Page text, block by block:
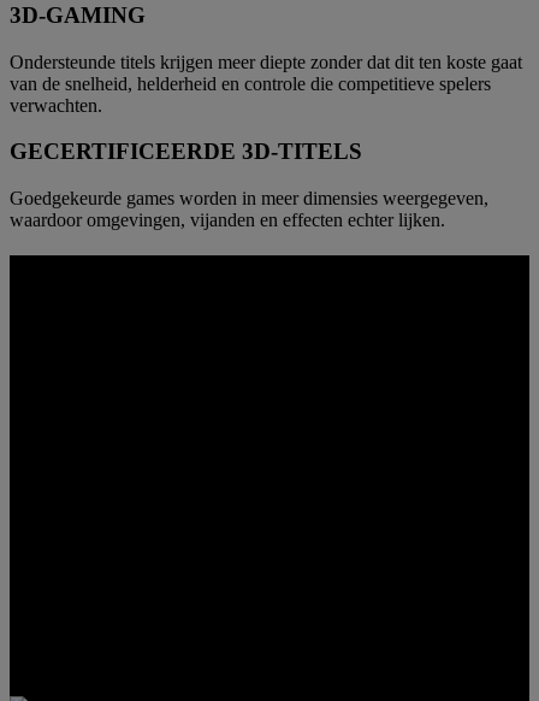
3D-GAMING
Ondersteunde titels krijgen meer diepte zonder dat dit ten koste gaat
van de snelheid, helderheid en controle die competitieve spelers
verwachten.
GECERTIFICEERDE 3D-TITELS
Goedgekeurde games worden in meer dimensies weergegeven,
waardoor omgevingen, vijanden en effecten echter lijken.